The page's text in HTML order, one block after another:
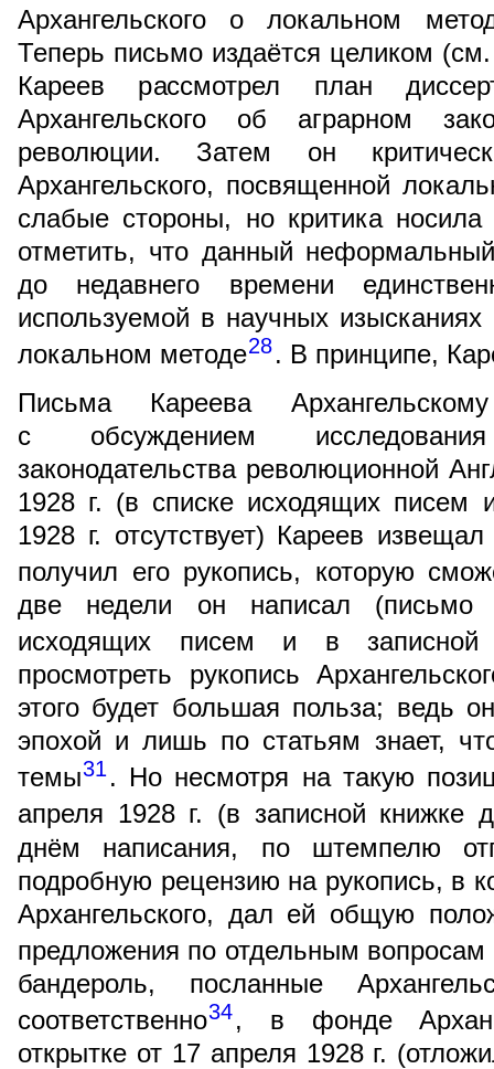
Архангельского о локальном
Теперь письмо издаётся целиком
Кареев рассмотрел план
Архангельского об аграрном
революции. Затем он
Архангельского, посвященной
слабые стороны, но критика
отметить, что данный
до недавнего времени
используемой в научных изысканиях
локальном методе28. В принципе,
Письма Кареева
с обсуждением
законодательства революционной
1928 г. (в списке исходящих писем
1928 г. отсутствует) Кареев
получил его рукопись, которую
две недели он написал (письмо
исходящих писем и в записной
просмотреть рукопись
этого будет большая польза; ведь
эпохой и лишь по статьям знает,
темы31. Но несмотря на такую
апреля 1928 г. (в записной книжке
днём написания, по штемпелю
подробную рецензию на рукопись, в
Архангельского, дал ей общую
предложения по отдельным вопросам
бандероль, посланные
соответственно34, в фонде
открытке от 17 апреля 1928 г.